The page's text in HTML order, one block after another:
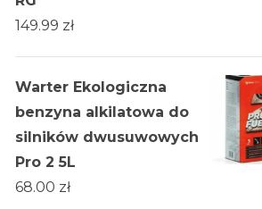
149.99 zł
Warter Ekologiczna
benzyna alkilatowa do
silników dwusuwowych
Pro 2 5L
68.00 zł